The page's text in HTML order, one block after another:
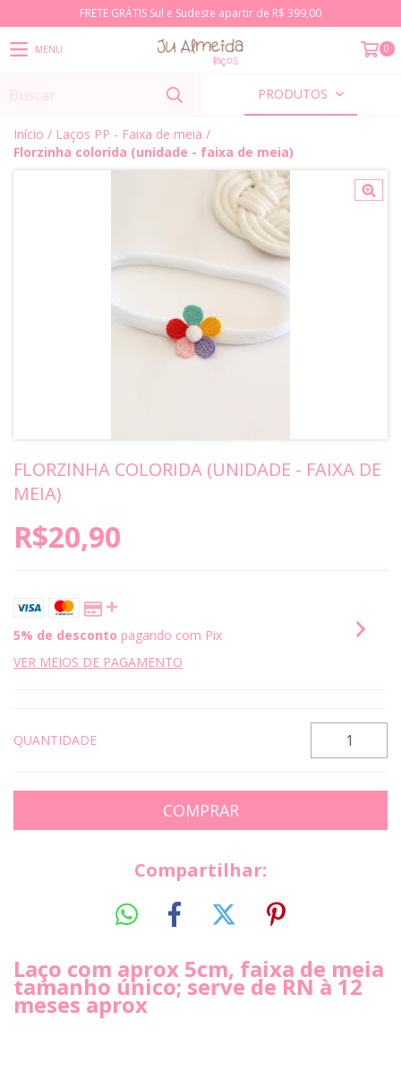
FRETE GRÁTIS Sul e Sudeste apartir de R$ 399,00
MENU 0
PRODUTOS
Início / Laços PP - Faixa de meia /
Florzinha colorida (unidade - faixa de meia)
FLORZINHA COLORIDA (UNIDADE - FAIXA DE
MEIA)
R$20,90
5% de desconto pagando com Pix
VER MEIOS DE PAGAMENTO
QUANTIDADE
Compartilhar:
Laço com aprox 5cm, faixa de meia
tamanho único; serve de RN à 12
meses aprox